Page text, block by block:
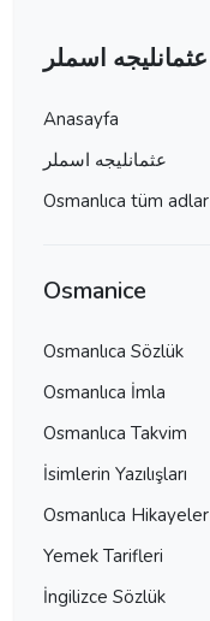
عثمانليجه اسملر
Anasayfa
عثمانليجه اسملر
Osmanlıca tüm adlar
Osmanice
Osmanlıca Sözlük
Osmanlıca İmla
Osmanlıca Takvim
İsimlerin Yazılışları
Osmanlıca Hikayeler
Yemek Tarifleri
İngilizce Sözlük